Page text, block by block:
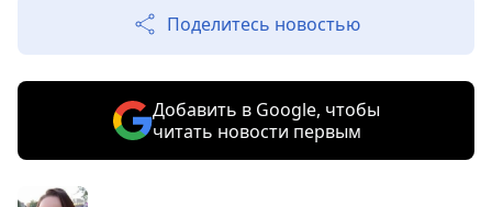
Поделитесь новостью
Добавить в Google, чтобы
читать новости первым